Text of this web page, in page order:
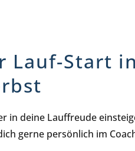
Lauf-Start in
in deine Lauffreude
gerne persönlich im